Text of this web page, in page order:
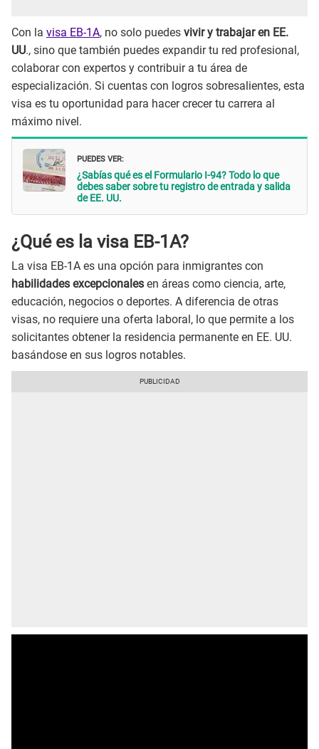
Con la visa EB-1A, no solo puedes vivir y trabajar en EE.
UU., sino que también puedes expandir tu red profesional,
colaborar con expertos y contribuir a tu área de
especialización. Si cuentas con logros sobresalientes, esta
visa es tu oportunidad para hacer crecer tu carrera al
máximo nivel.
PUEDES VER:
¿Sabías qué es el Formulario I-94? Todo lo que
debes saber sobre tu registro de entrada y salida
de EE. UU.
¿Qué es la visa EB-1A?
La visa EB-1A es una opción para inmigrantes con
habilidades excepcionales en áreas como ciencia, arte,
educación, negocios o deportes. A diferencia de otras
visas, no requiere una oferta laboral, lo que permite a los
solicitantes obtener la residencia permanente en EE. UU.
basándose en sus logros notables.